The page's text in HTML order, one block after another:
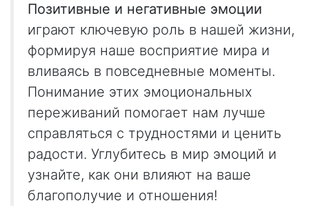
Позитивные и негативные эмоции
играют ключевую роль в нашей жизни,
формируя наше восприятие мира и
вливаясь в повседневные моменты.
Понимание этих эмоциональных
переживаний помогает нам лучше
справляться с трудностями и ценить
радости. Углубитесь в мир эмоций и
узнайте, как они влияют на ваше
благополучие и отношения!